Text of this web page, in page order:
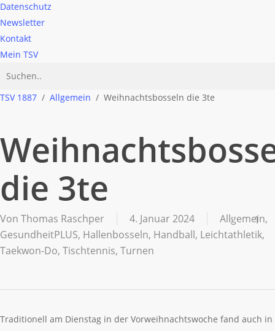
Datenschutz
Newsletter
Kontakt
Mein TSV
TSV 1887 / Allgemein / Weihnachtsbosseln die 3te
die 3te
Von Thomas Raschper 4. Januar 2024 Allgemein,
GesundheitPLUS, Hallenbosseln, Handball, Leichtathletik,
Taekwon-Do, Tischtennis, Turnen
1
Traditionell am Dienstag in der Vorweihnachtswoche fand auch in